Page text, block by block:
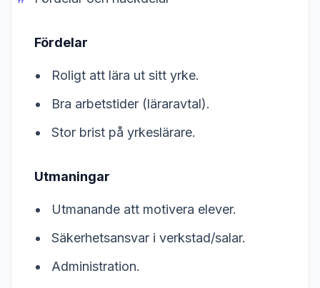
Fördelar
Roligt att lära ut sitt yrke.
Bra arbetstider (läraravtal).
Stor brist på yrkeslärare.
Utmaningar
Utmanande att motivera elever.
Säkerhetsansvar i verkstad/salar.
Administration.